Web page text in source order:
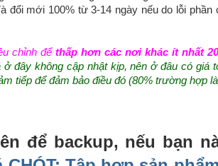
đổi mới 100% từ 3-14 ngày nếu do lỗi
chỉnh để thấp hơn các nơi khác ít nhất
ở đây không cập nhật kịp, nên ở đâu có giá
tiếp để đảm bảo điều đó (80% trường hợp
để backup, nếu bạn